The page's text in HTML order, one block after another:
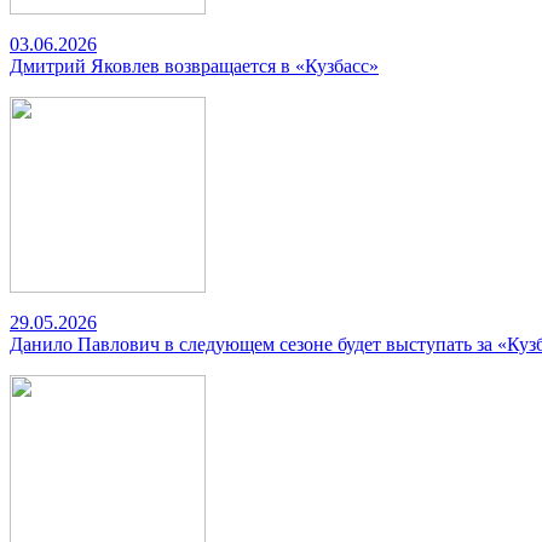
03.06.2026
Дмитрий Яковлев возвращается в «Кузбасс»
29.05.2026
Данило Павлович в следующем сезоне будет выступать за